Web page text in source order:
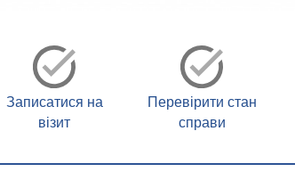
Записатися на
візит
Перевірити стан
справи